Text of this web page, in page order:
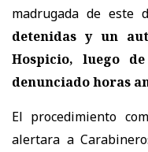
madrugada de este
detenidas y un
Hospicio, luego
denunciado horas
El procedimiento
alertara a